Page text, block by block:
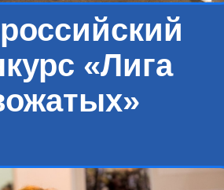
«Лига